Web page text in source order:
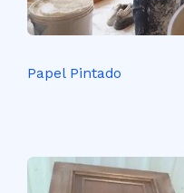
Papel Pintado